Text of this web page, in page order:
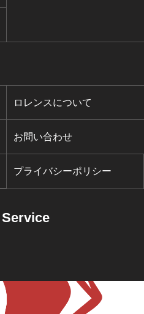
ロレンスについて
お問い合わせ
プライバシーポリシー